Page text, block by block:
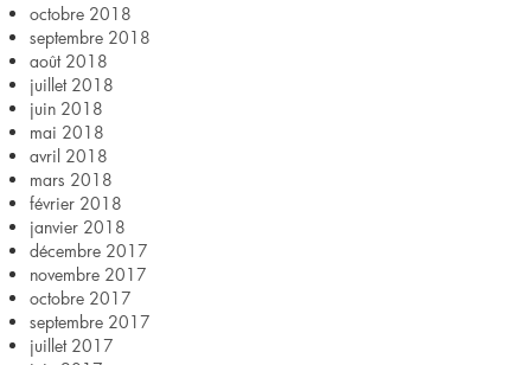
octobre 2018
septembre 2018
août 2018
juillet 2018
juin 2018
mai 2018
avril 2018
mars 2018
février 2018
janvier 2018
décembre 2017
novembre 2017
octobre 2017
septembre 2017
juillet 2017